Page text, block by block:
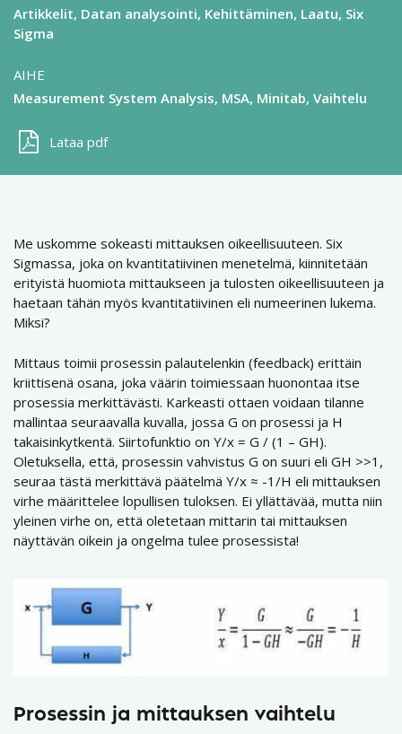
Artikkelit Datan analysointi Kehittäminen Laatu Six
Sigma
AIHE
Measurement System Analysis, MSA Minitab Vaihtelu
Lataa pdf
Me uskomme sokeasti mittauksen oikeellisuuteen. Six
Sigmassa, joka on kvantitatiivinen menetelmä, kiinnitetään
erityistä huomiota mittaukseen ja tulosten oikeellisuuteen ja
haetaan tähän myös kvantitatiivinen eli numeerinen lukema.
Miksi?
Mittaus toimii prosessin palautelenkin (feedback) erittäin
kriittisenä osana, joka väärin toimiessaan huonontaa itse
prosessia merkittävästi. Karkeasti ottaen voidaan tilanne
mallintaa seuraavalla kuvalla, jossa G on prosessi ja H
takaisinkytkentä. Siirtofunktio on Y/x = G / (1 – GH).
Oletuksella, että, prosessin vahvistus G on suuri eli GH >>1,
seuraa tästä merkittävä päätelmä Y/x ≈ -1/H eli mittauksen
virhe määrittelee lopullisen tuloksen. Ei yllättävää, mutta niin
yleinen virhe on, että oletetaan mittarin tai mittauksen
näyttävän oikein ja ongelma tulee prosessista!
Prosessin ja mittauksen vaihtelu